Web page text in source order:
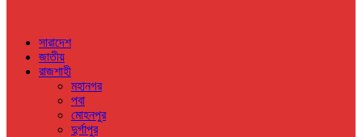
সারাদেশ
জাতীয়
রাজশাহী
মহানগর
পবা
মোহনপুর
দুর্গাপুর